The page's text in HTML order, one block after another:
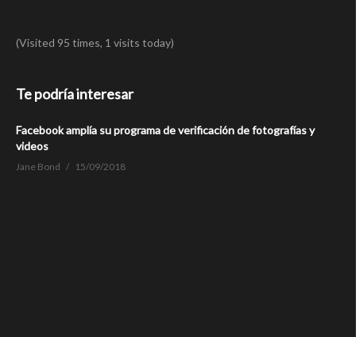
(Visited 95 times, 1 visits today)
Te podría interesar
Facebook amplía su programa de verificación de fotografías y
videos
Jane Bond 15/09/2018